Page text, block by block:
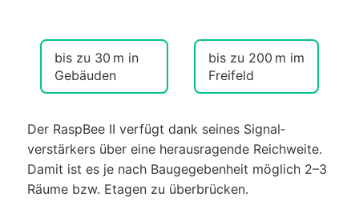
bis zu 30 m in
Gebäuden
bis zu 200 m im
Freifeld
Der RaspBee II verfügt dank seines Signal­
verstärkers über eine heraus­ragende Reichweite.
Damit ist es je nach Baugegebenheit möglich 2–3
Räume bzw. Etagen zu überbrücken.